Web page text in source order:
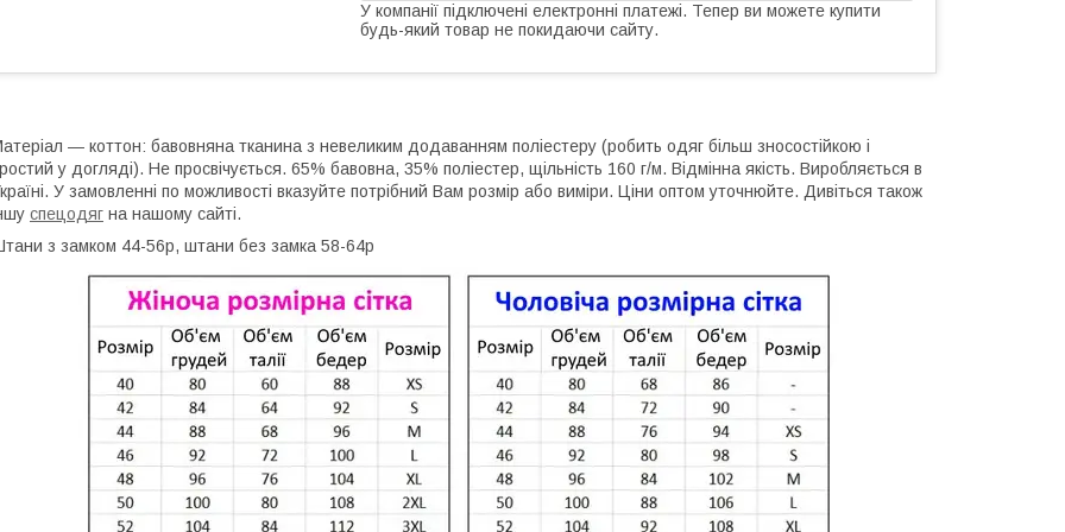
У компанії підключені електронні платежі. Тепер ви можете купити
будь-який товар не покидаючи сайту.
― коттон: бавовняна тканина з невеликим додаванням поліестеру (робить одяг більш зносостійкою і
у догляді). Не просвічується. 65% бавовна, 35% поліестер, щільність 160 г/м. Відмінна якість. Виробляється в
У замовленні по можливості вказуйте потрібний Вам розмір або виміри. Ціни оптом уточнюйте. Дивіться також
спецодяг на нашому сайті.
з замком 44-56р, штани без замка 58-64р